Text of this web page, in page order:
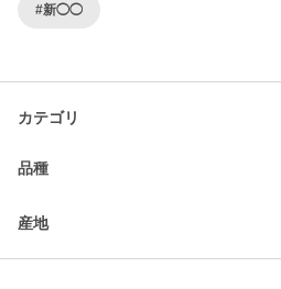
#新◯◯
カテゴリ
品種
産地